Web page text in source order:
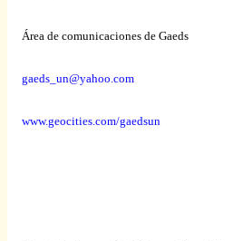
Área de comunicaciones de Gaeds
gaeds_un@yahoo.com
www.geocities.com/gaedsun